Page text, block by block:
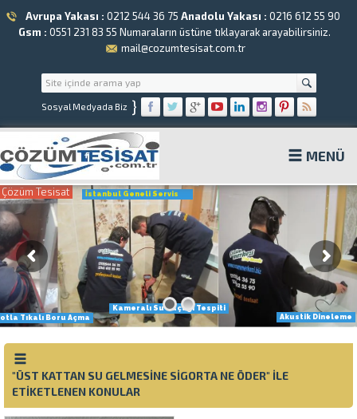
Avrupa Yakası : 0212 544 36 75 Anadolu Yakası : 0216 612 55 90
Gsm : 0551 231 83 55 Numaraların üstüne tıklayarak arayabilirsiniz.
mail@cozumtesisat.com.tr
Sosyal Medyada Biz }
MENÜ
Çözüm Tesisat
Kameralı Su Kaçağı Tespiti
Tıkalı Boru Açma
Akustik Dineleme
İstanbul Geneli Servis
"ÜST KATTAN SU GELMESINE SIGORTA NE ÖDER" ILE
ETIKETLENEN KONULAR